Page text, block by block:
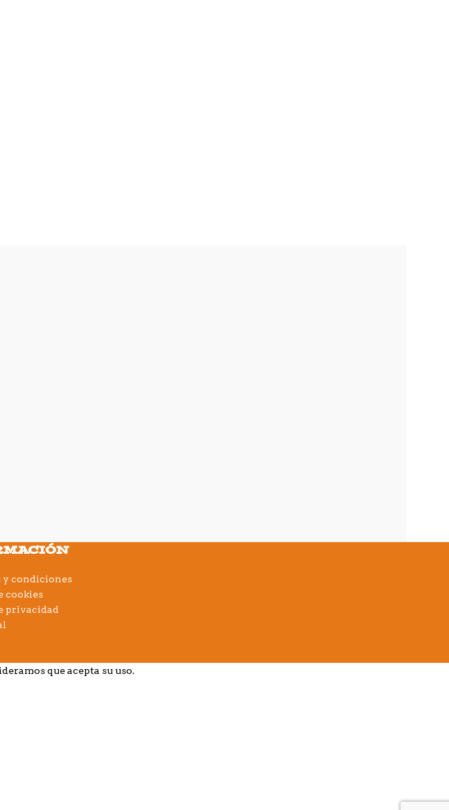
condiciones
cookies
privacidad
que acepta su uso.